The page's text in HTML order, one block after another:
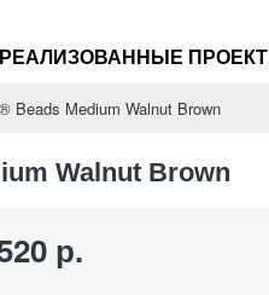
РЕАЛИЗОВАННЫЕ
Beads Medium Walnut Brown
Walnut Brown
р.